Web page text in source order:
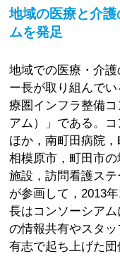
地域の医療と介
ムを発足
地域での医療・介
ー長が取り組んで
療圏インフラ整備
アム）」である。
ほか，南町田病院
相模原市，町田市
施設，訪問看護ス
が参画して，2013
長はコンソーシア
の情報共有やスタ
有志で起ち上げた